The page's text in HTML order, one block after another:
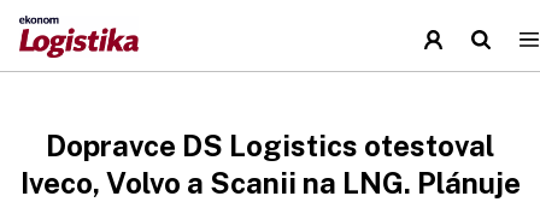
Dopravce DS Logistics otestoval
Iveco, Volvo a Scanii na LNG. Plánuje